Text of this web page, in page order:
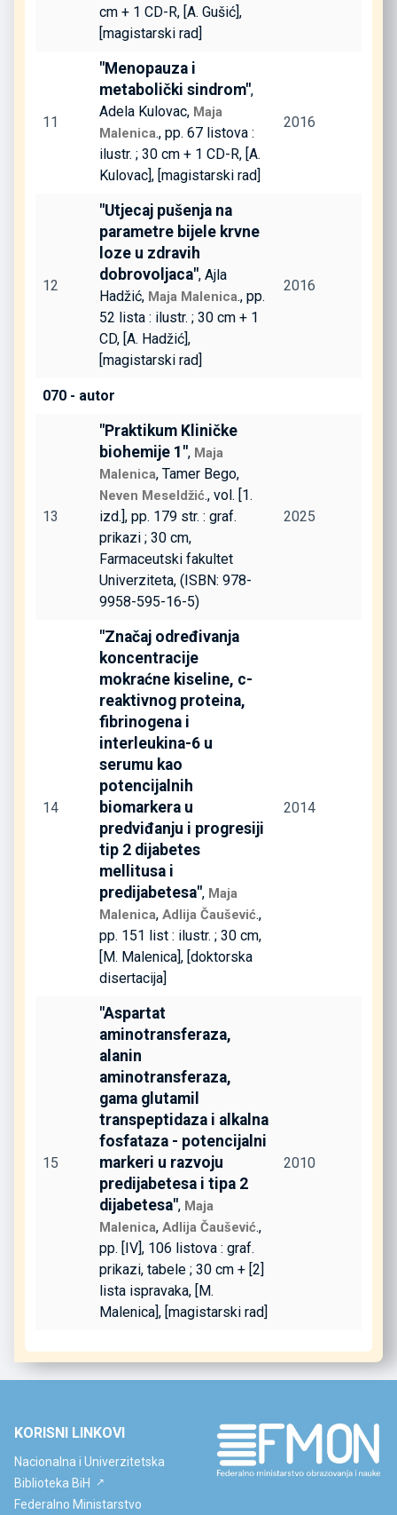
cm + 1 CD-R, [A. Gušić],
[magistarski rad]
11
"Menopauza i
metabolički sindrom",
Adela Kulovac, Maja
Malenica., pp. 67 listova :
ilustr. ; 30 cm + 1 CD-R, [A.
Kulovac], [magistarski rad]
2016
12
"Utjecaj pušenja na
parametre bijele krvne
loze u zdravih
dobrovoljaca", Ajla
Hadžić, Maja Malenica., pp.
52 lista : ilustr. ; 30 cm + 1
CD, [A. Hadžić],
[magistarski rad]
2016
070 - autor
13
"Praktikum Kliničke
biohemije 1", Maja
Malenica, Tamer Bego,
Neven Meseldžić., vol. [1.
izd.], pp. 179 str. : graf.
prikazi ; 30 cm,
Farmaceutski fakultet
Univerziteta, (ISBN: 978-
9958-595-16-5)
2025
14
"Značaj određivanja
koncentracije
mokraćne kiseline, c-
reaktivnog proteina,
fibrinogena i
interleukina-6 u
serumu kao
potencijalnih
biomarkera u
predviđanju i progresiji
tip 2 dijabetes
mellitusa i
predijabetesa", Maja
Malenica, Adlija Čaušević.,
pp. 151 list : ilustr. ; 30 cm,
[M. Malenica], [doktorska
disertacija]
2014
15
"Aspartat
aminotransferaza,
alanin
aminotransferaza,
gama glutamil
transpeptidaza i alkalna
fosfataza - potencijalni
markeri u razvoju
predijabetesa i tipa 2
dijabetesa", Maja
Malenica, Adlija Čaušević.,
pp. [IV], 106 listova : graf.
prikazi, tabele ; 30 cm + [2]
lista ispravaka, [M.
Malenica], [magistarski rad]
2010
KORISNI LINKOVI
Nacionalna i Univerzitetska
Biblioteka BiH
Federalno Ministarstvo